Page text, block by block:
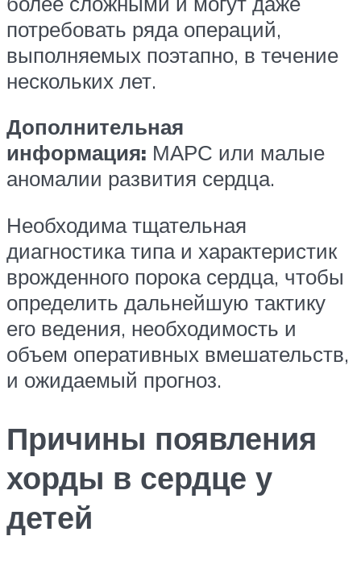
потребовать ряда операций,
выполняемых поэтапно, в течение
нескольких лет.
Дополнительная
информация: МАРС или малые
аномалии развития сердца.
Необходима тщательная
диагностика типа и характеристик
врожденного порока сердца, чтобы
определить дальнейшую тактику
его ведения, необходимость и
объем оперативных вмешательств,
и ожидаемый прогноз.
Причины появления
хорды в сердце у
детей